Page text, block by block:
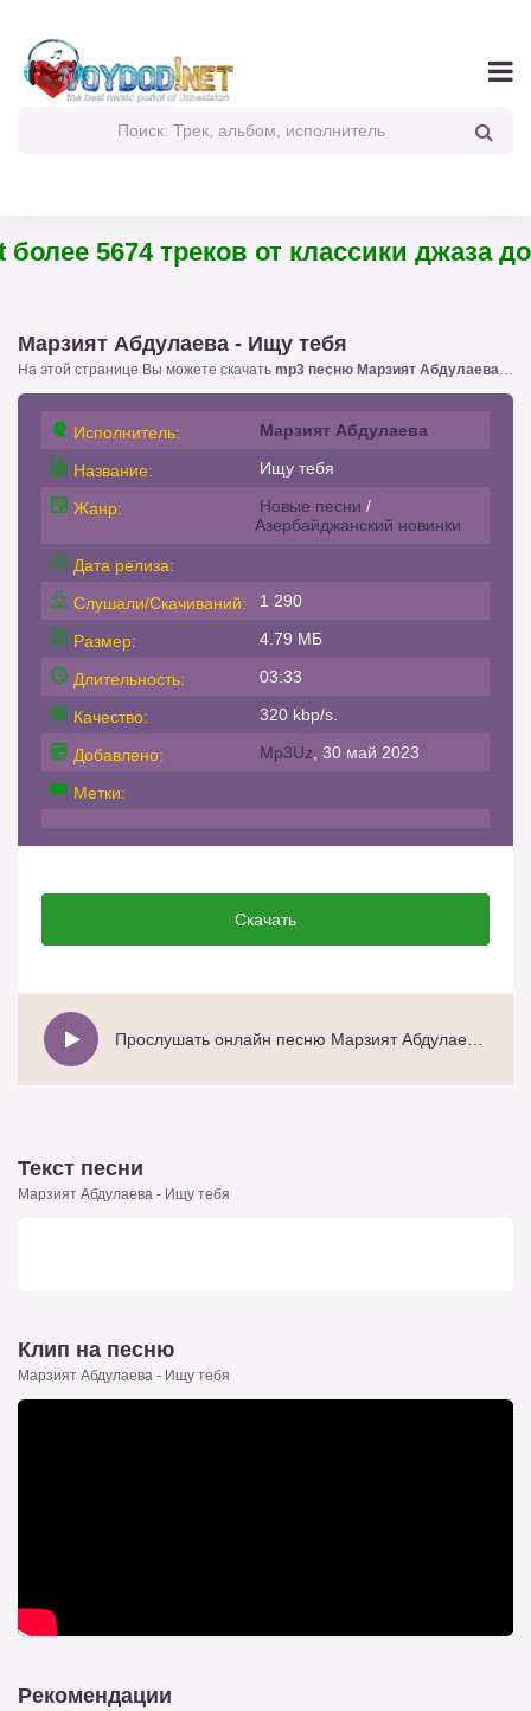
5674 треков от классики джаза до
Марзият Абдулаева - Ищу тебя
На этой странице Вы можете скачать mp3 песню Марзият Абдулаева - Ищу тебя
Исполнитель: Марзият Абдулаева
Название: Ищу тебя
Жанр: Новые песни /
Азербайджанский новинки
Дата релиза:
Слушали/Скачиваний:
1 290
Размер: 4.79 МБ
Длительность: 03:33
Качество: 320 kbp/s.
Добавлено: Mp3Uz , 30 май 2023
Метки:
Скачать
Текст песни
Марзият Абдулаева - Ищу тебя
Клип на песню
Марзият Абдулаева - Ищу тебя
Рекомендации